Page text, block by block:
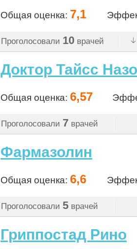
Общая оценка: 7,1
Проголосовали 10 врачей
Доктор Тайсс
Общая оценка: 6,57
Проголосовали 7 врачей
Фармазолин
Общая оценка: 6,6
Проголосовали 5 врачей
Гриппостад Рино